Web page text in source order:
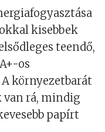
kisebbek
teendő,
os
környezetbarát
van rá, mindig
papírt